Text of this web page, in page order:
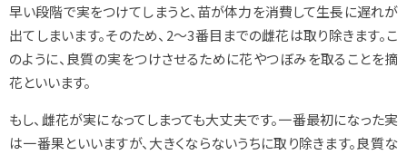
早い段階で実をつけてしまうと、苗が体力を消費して生長に遅れが
出てしまいます。そのため、2～3番目までの雌花は取り除きます。こ
のように、良質の実をつけさせるために花やつぼみを取ることを摘
花といいます。
もし、雌花が実になってしまっても大丈夫です。一番最初になった実
は一番果といいますが、大きくならないうちに取り除きます。良質な